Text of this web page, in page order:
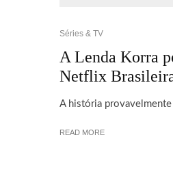
Séries & TV
A Lenda Korra
Netflix
A história
READ MORE